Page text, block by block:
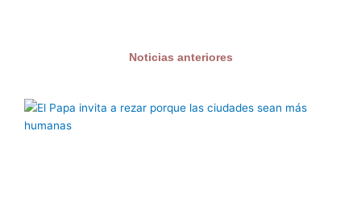
Noticias anteriores